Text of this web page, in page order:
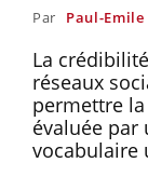
Par Paul-
La
réseaux
permettre
évaluée par
vocabulaire